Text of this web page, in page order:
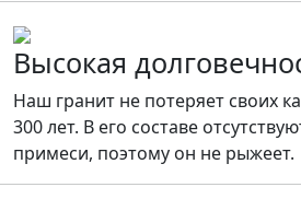
Высокая
Наш гранит не потеряет своих
300 лет. В его составе
примеси, поэтому он не рыжеет.